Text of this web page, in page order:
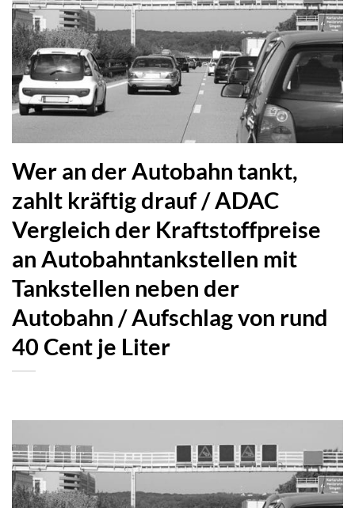
Wer an der Autobahn tankt,
zahlt kräftig drauf / ADAC
Vergleich der Kraftstoffpreise
an Autobahntankstellen mit
Tankstellen neben der
Autobahn / Aufschlag von rund
40 Cent je Liter